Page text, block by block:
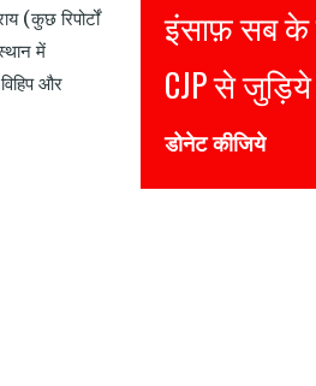
(कुछ रिपोर्टों
में
और
Justice for
Join CJP
DONATE NOW